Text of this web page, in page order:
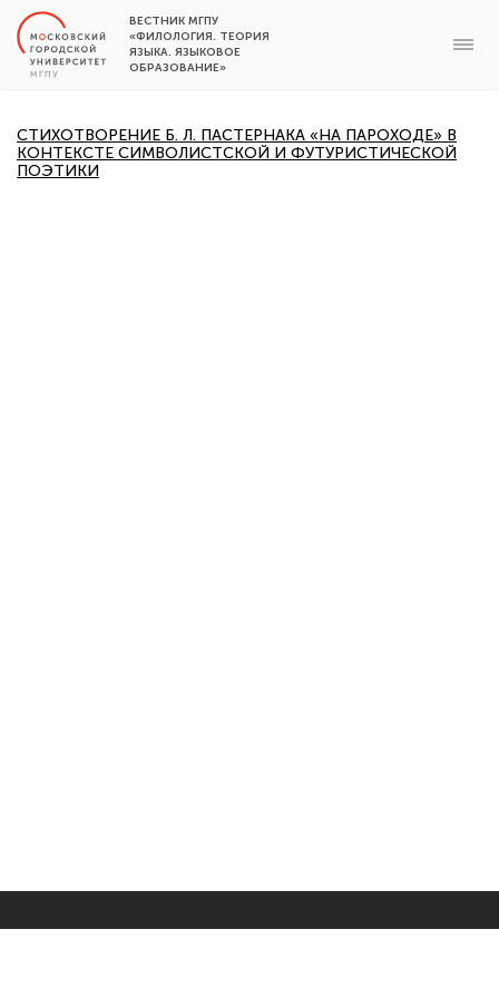
ВЕСТНИК МГПУ
«ФИЛОЛОГИЯ. ТЕОРИЯ
ЯЗЫКА. ЯЗЫКОВОЕ
ОБРАЗОВАНИЕ»
СТИХОТВОРЕНИЕ Б. Л. ПАСТЕРНАКА «НА ПАРОХОДЕ» В
КОНТЕКСТЕ СИМВОЛИСТСКОЙ И ФУТУРИСТИЧЕСКОЙ
ПОЭТИКИ